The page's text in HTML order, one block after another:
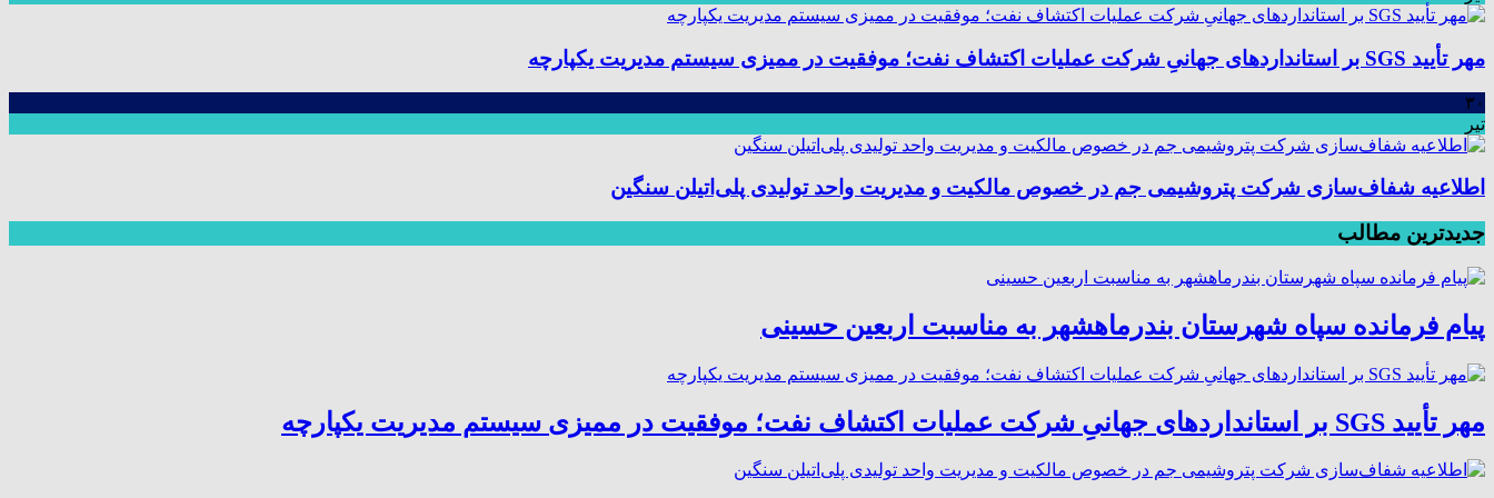
مهر تأیید SGS بر استانداردهای جهانیِ شرکت عملیات اکتشاف نفت؛ موفقیت در ممیزی سیستم مدیریت یکپارچه
۳۰
تیر
اطلاعیه شفاف‌سازی شرکت پتروشیمی جم در خصوص مالکیت و مدیریت واحد تولیدی پلی‌اتیلن سنگین
جدیدترین مطالب
پیام فرمانده سپاه شهرستان بندرماهشهر به مناسبت اربعین حسینی
مهر تأیید SGS بر استانداردهای جهانیِ شرکت عملیات اکتشاف نفت؛ موفقیت در ممیزی سیستم مدیریت یکپارچه